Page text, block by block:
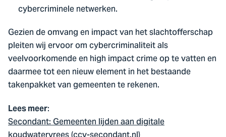
cybercriminele netwerken.
Gezien de omvang en impact van het slachtofferschap
pleiten wij ervoor om cybercriminaliteit als
veelvoorkomende en high impact crime op te vatten en
daarmee tot een nieuw element in het bestaande
takenpakket van gemeenten te rekenen.
Lees meer:
Secondant: Gemeenten lijden aan digitale